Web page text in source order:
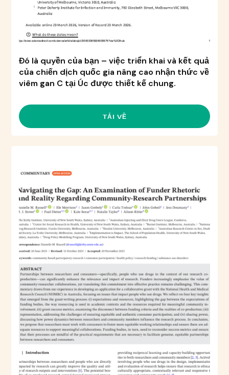
Đó là quyền của bạn – việc triển khai và kết quả
của chiến dịch quốc gia nâng cao nhận thức về
viêm gan C tại Úc được thiết kế chung.
TẢI VỀ